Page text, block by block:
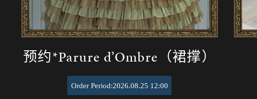
预约*Parure d’Ombre（裙撑）
Order Period:2026.08.25 12:00